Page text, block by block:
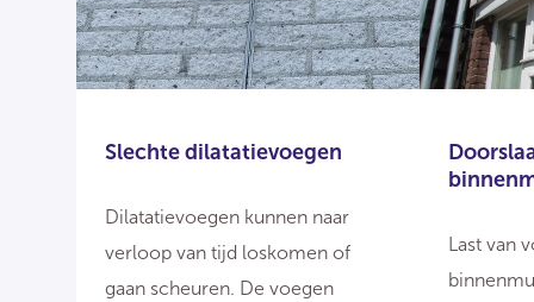
Slechte dilatatievoegen
Dilatatievoegen kunnen naar
verloop van tijd loskomen of
gaan scheuren. De voegen
Last van